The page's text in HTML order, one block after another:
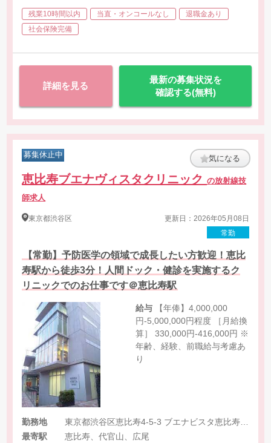
残業10時間以内 当直・オンコールなし
退職金あり
社会保険完備
詳細を見る
最新の募集状況を
確認する(無料)
募集休止中 気になる
恵比寿ブエナヴィスタクリニックの放射線技
師求人
東京都渋谷区
更新日：2026年05月08日
常勤
【常勤】予防医学の領域で成長したい方歓迎！恵比
寿駅から徒歩3分！人間ドック・健診を実施するク
リニックでのお仕事です＠恵比寿駅
給与
円-5,000,000円程度 ［月給換
算］ 330,000円-416,000円 ※
年齢、経験、前職給与考慮あ
り
勤務地
最寄駅
恵比寿、代官山、広尾